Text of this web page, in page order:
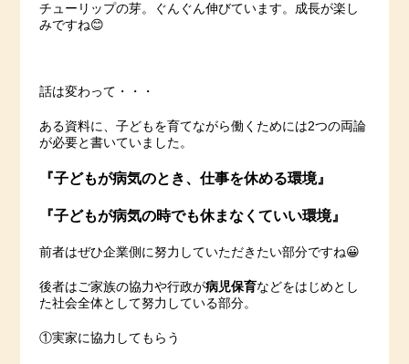
チューリップの芽。ぐんぐん伸びています。成長が楽し
みですね😊
話は変わって・・・
ある資料に、子どもを育てながら働くためには2つの両論
が必要と書いていました。
『子どもが病気のとき、仕事を休める環境』
『子どもが病気の時でも休まなくていい環境』
前者はぜひ企業側に努力していただきたい部分ですね😀
後者はご家族の協力や行政が病児保育などをはじめとし
た社会全体として努力している部分。
①実家に協力してもらう